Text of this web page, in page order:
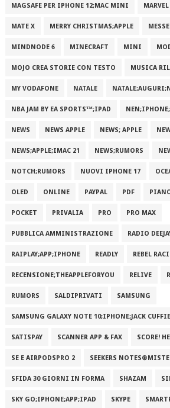
MAGSAFE PER IPHONE 12;MAC MINI
MATE X MERRY CHRISTMAS;APPLE
MINDNODE 6 MINECRAFT MINI
MOJO CREA STORIE CON TESTO MUSICA
MY VODAFONE NATALE
NBA JAM BY EA SPORTS™;IPAD
NEWS NEWS APPLE NEWS; APPLE
NEWS;APPLE;IMAC 21 NEWS;RUMORS
NOTCH;RUMORS NUOVI IPHONE 17
OLED ONLINE PAYPAL PDF
POCKET PRIVALIA PRO PRO MAX
PUBBLICA AMMINISTRAZIONE RADIO
RAIPLAY;APP;IPHONE READLY REBEL
RECENSIONE;THEAPPLEFORYOU RELIVE
RUMORS SALDIPRIVATI SAMSUNG
SAMSUNG GALAXY NOTE 10;IPHONE;JACK
SATISPAY SCANNER APP & FAX SCORE!
SE E AIRPODSPRO 2 SEEKERS
SFIDA 30 GIORNI IN FORMA SHAZAM
SKY GO;IPHONE;APP;IPAD SKYPE